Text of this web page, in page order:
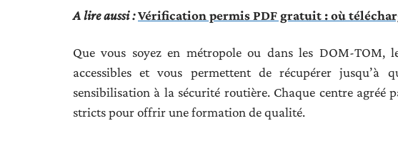
A lire aussi :Vérification permis PDF gratuit : où
Que vous soyez en métropole ou dans les DOM-TOM,
accessibles et vous permettent de récupérer jusqu’à
sensibilisation à la sécurité routière. Chaque centre agréé
stricts pour offrir une formation de qualité.